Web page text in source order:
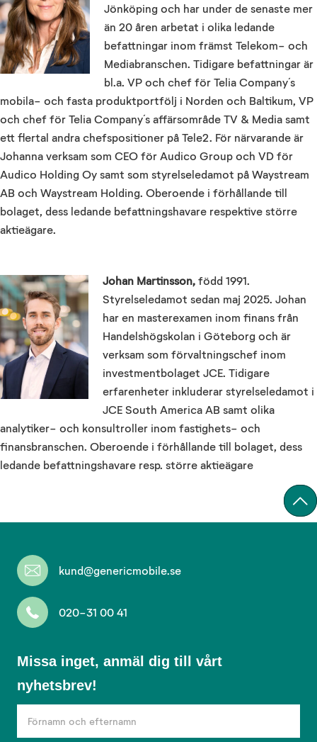
Jönköping och har under de senaste mer
än 20 åren arbetat i olika ledande
befattningar inom främst Telekom- och
Mediabranschen. Tidigare befattningar är
bl.a. VP och chef för Telia Company´s
mobila- och fasta produktportfölj i Norden och Baltikum, VP
och chef för Telia Company´s affärsområde TV & Media samt
ett flertal andra chefspositioner på Tele2. För närvarande är
Johanna verksam som CEO för Audico Group och VD för
Audico Holding Oy samt som styrelseledamot på Waystream
AB och Waystream Holding. Oberoende i förhållande till
bolaget, dess ledande befattningshavare respektive större
aktieägare.
Johan Martinsson, född 1991.
Styrelseledamot sedan maj 2025. Johan
har en masterexamen inom finans från
Handelshögskolan i Göteborg och är
verksam som förvaltningschef inom
investmentbolaget JCE. Tidigare
erfarenheter inkluderar styrelseledamot i
JCE South America AB samt olika
analytiker- och konsultroller inom fastighets- och
finansbranschen. Oberoende i förhållande till bolaget, dess
ledande befattningshavare resp. större aktieägare
kund@genericmobile.se
020-31 00 41
anmäl
dig
till
Missa inget, anmäl dig till vårt
nyhetsbrev!